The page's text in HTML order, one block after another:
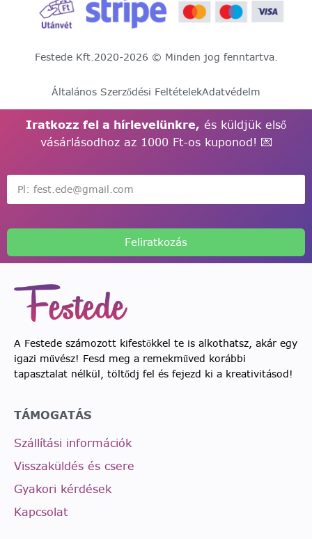
Festede Kft.2020-2026 © Minden jog fenntartva.
Általános Szerződési FeltételekAdatvédelm
Iratkozz fel a hírlevelünkre, és küldjük első
vásárlásodhoz az 1000 Ft-os kuponod! 💌
Feliratkozás
A Festede számozott kifestőkkel te is alkothatsz, akár egy
igazi művész! Fesd meg a remekműved korábbi
tapasztalat nélkül, töltődj fel és fejezd ki a kreativitásod!
TÁMOGATÁS
Szállítási információk
Visszaküldés és csere
Gyakori kérdések
Kapcsolat